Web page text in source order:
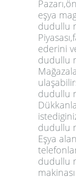
eşya
dudullu
ederini
dudullu
dudullu
dudullu
Eşya
dudullu